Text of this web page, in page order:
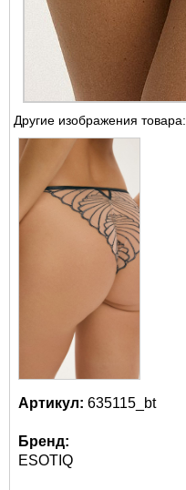
Другие изображения товара:
Артикул: 635115_bt
Бренд:
ESOTIQ